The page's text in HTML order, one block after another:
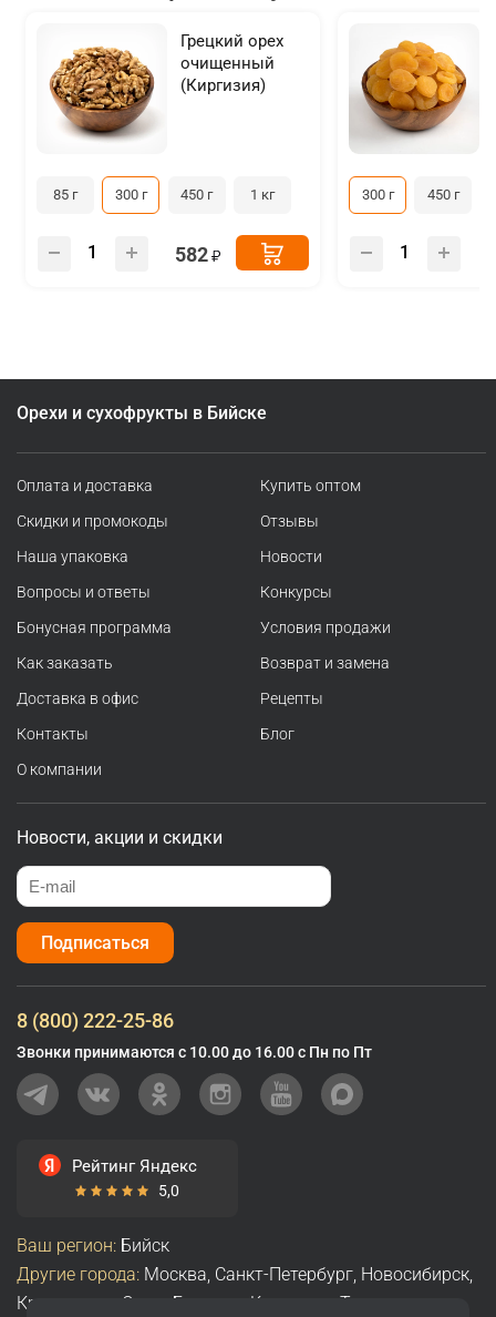
Грецкий орех
очищенный
(Киргизия)
85 г 300 г 450 г 1 кг
582
300 г 450 г
Орехи и сухофрукты в Бийске
Оплата и доставка
Скидки и промокоды
Наша упаковка
Вопросы и ответы
Бонусная программа
Как заказать
Доставка в офис
Контакты
О компании
Купить оптом
Отзывы
Новости
Конкурсы
Условия продажи
Возврат и замена
Рецепты
Блог
Новости, акции и скидки
Подписаться
8 (800) 222-25-86
Звонки принимаются с 10.00 до 16.00 с Пн по Пт
Рейтинг Яндекс
5,0
Ваш регион: Бийск
Другие города: Москва, Санкт-Петербург, Новосибирск,
Красноярск
Омск Барнаул Кемерово Томск